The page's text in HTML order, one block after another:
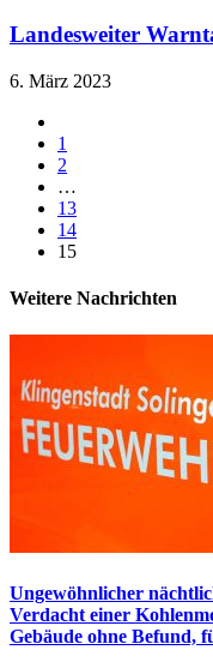
Landesweiter
6. März 2023
1
2
…
13
14
15
Weitere Nachrichten​
Ungewöhnlicher
Verdacht einer
Gebäude ohne Befund,